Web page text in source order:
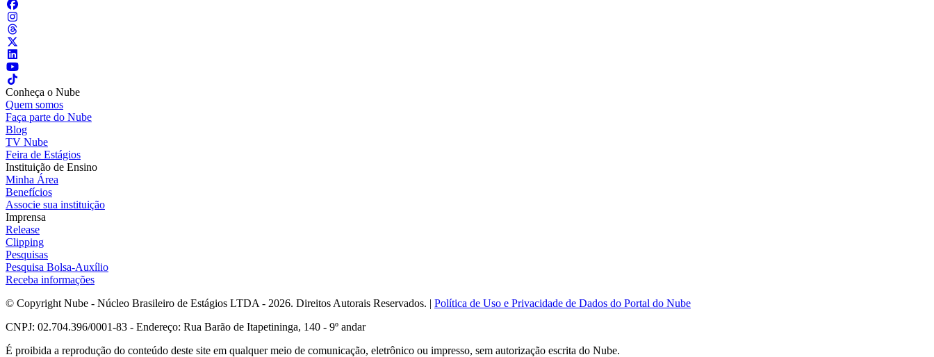
Conheça o Nube
Quem somos
Faça parte do Nube
Blog
TV Nube
Feira de Estágios
Instituição de Ensino
Minha Área
Benefícios
Associe sua instituição
Imprensa
Release
Clipping
Pesquisas
Pesquisa Bolsa-Auxílio
Receba informações
© Copyright Nube - Núcleo Brasileiro de Estágios LTDA - 2026. Direitos Autorais Reservados. | Política de Uso e Privacidade de Dados do Portal do Nube
CNPJ: 02.704.396/0001-83 - Endereço: Rua Barão de Itapetininga, 140 - 9º andar
É proibida a reprodução do conteúdo deste site em qualquer meio de comunicação, eletrônico ou impresso, sem autorização escrita do Nube.